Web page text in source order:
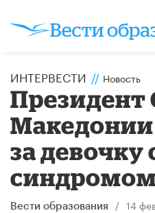
ИНТЕРВЕСТИ // Новость
Президент
Македонии
за девочку
Вести образования / 14